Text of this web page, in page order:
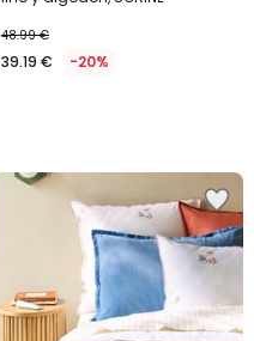
48.99 €
39.19 € -20%